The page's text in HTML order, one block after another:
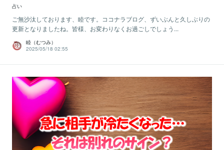
占い
ご無沙汰しております、睦です。ココナラブログ、ずいぶんと久しぶりの
更新となりましたね。皆様、お変わりなくお過ごしでしょう...
睦（むつみ）
2025/05/18 02:55